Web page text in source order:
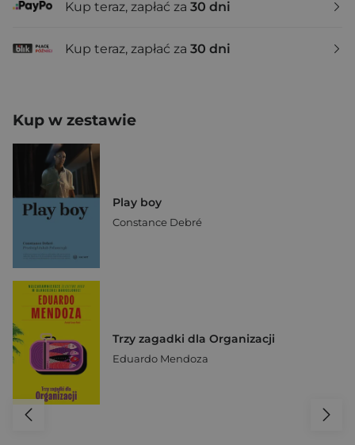
Kup teraz, zapłać za 30 dni
Kup teraz, zapłać za 30 dni
Kup w zestawie
Play boy
Constance Debré
Trzy zagadki dla Organizacji
Eduardo Mendoza